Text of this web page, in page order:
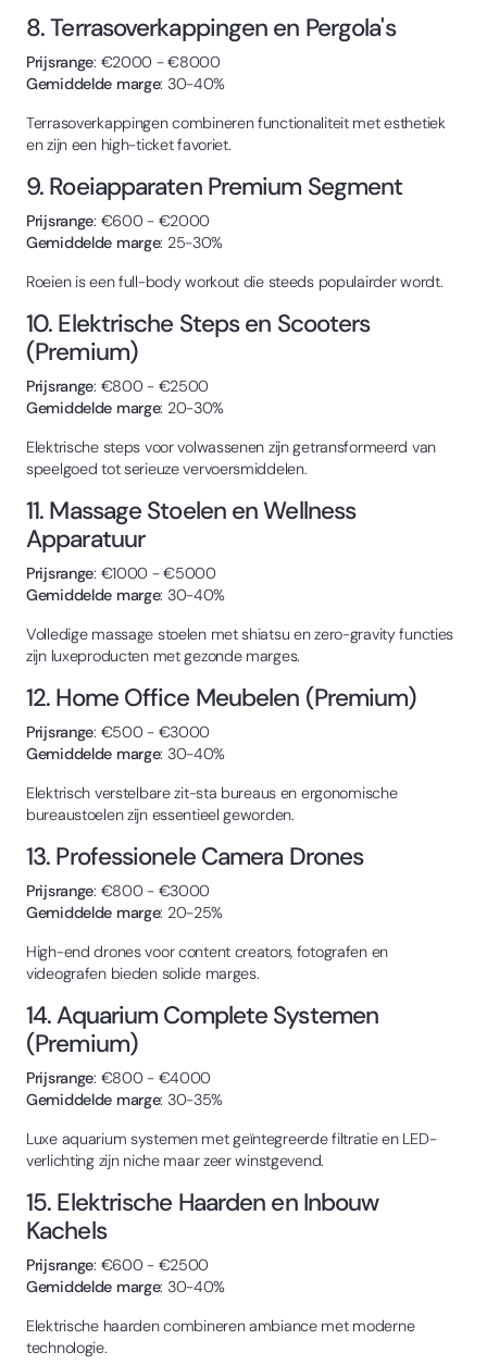
8. Terrasoverkappingen en Pergola's
Prijsrange: €2000 - €8000
Gemiddelde marge: 30-40%
Terrasoverkappingen combineren functionaliteit met esthetiek
en zijn een high-ticket favoriet.
9. Roeiapparaten Premium Segment
Prijsrange: €600 - €2000
Gemiddelde marge: 25-30%
Roeien is een full-body workout die steeds populairder wordt.
10. Elektrische Steps en Scooters
(Premium)
Prijsrange: €800 - €2500
Gemiddelde marge: 20-30%
Elektrische steps voor volwassenen zijn getransformeerd van
speelgoed tot serieuze vervoersmiddelen.
11. Massage Stoelen en Wellness
Apparatuur
Prijsrange: €1000 - €5000
Gemiddelde marge: 30-40%
Volledige massage stoelen met shiatsu en zero-gravity functies
zijn luxeproducten met gezonde marges.
12. Home Office Meubelen (Premium)
Prijsrange: €500 - €3000
Gemiddelde marge: 30-40%
Elektrisch verstelbare zit-sta bureaus en ergonomische
bureaustoelen zijn essentieel geworden.
13. Professionele Camera Drones
Prijsrange: €800 - €3000
Gemiddelde marge: 20-25%
High-end drones voor content creators, fotografen en
videografen bieden solide marges.
14. Aquarium Complete Systemen
(Premium)
Prijsrange: €800 - €4000
Gemiddelde marge: 30-35%
Luxe aquarium systemen met geïntegreerde filtratie en LED-
verlichting zijn niche maar zeer winstgevend.
15. Elektrische Haarden en Inbouw
Kachels
Prijsrange: €600 - €2500
Gemiddelde marge: 30-40%
Elektrische haarden combineren ambiance met moderne
technologie.